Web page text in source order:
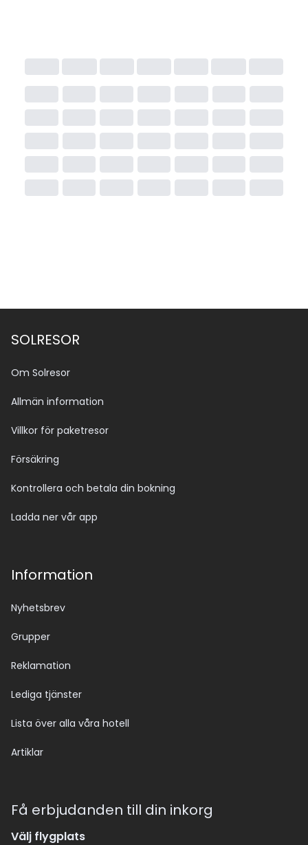
SOLRESOR
Om Solresor
Allmän information
Villkor för paketresor
Försäkring
Kontrollera och betala din bokning
Ladda ner vår app
Information
Nyhetsbrev
Grupper
Reklamation
Lediga tjänster
Lista över alla våra hotell
Artiklar
Få erbjudanden till din inkorg
Välj flygplats